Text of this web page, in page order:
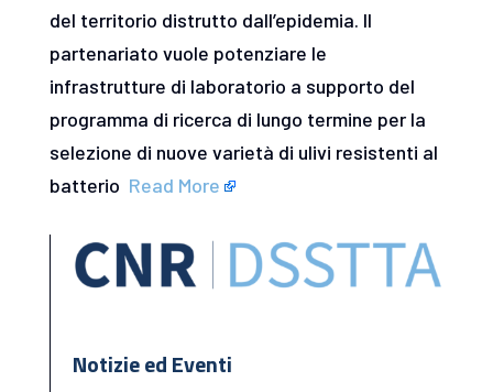
del territorio distrutto dall’epidemia. Il
partenariato vuole potenziare le
infrastrutture di laboratorio a supporto del
programma di ricerca di lungo termine per la
selezione di nuove varietà di ulivi resistenti al
batterio Read More
Notizie ed Eventi